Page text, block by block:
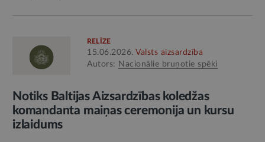
RELĪZE
15.06.2026. Valsts aizsardzība
Autors: Nacionālie bruņotie spēki
Notiks Baltijas Aizsardzības koledžas
komandanta maiņas ceremonija un kursu
izlaidums